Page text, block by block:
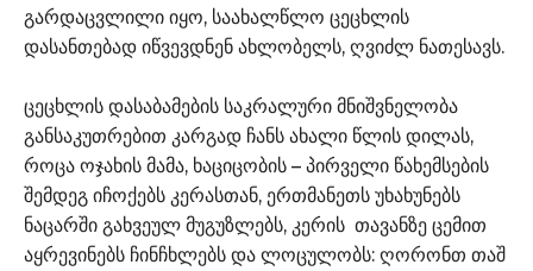
გარდაცვლილი იყო, საახალწლო ცეცხლის
დასანთებად იწვევდნენ ახლობელს, ღვიძლ ნათესავს.
ცეცხლის დასაბამების საკრალური მნიშვნელობა
განსაკუთრებით კარგად ჩანს ახალი წლის დილას,
როცა ოჯახის მამა, ხაციცობის – პირველი წახემსების
შემდეგ იჩოქებს კერასთან, ერთმანეთს უხახუნებს
ნაცარში გახვეულ მუგუზლებს, კერის თავანზე ცემით
აყრევინებს ჩინჩხლებს და ლოცულობს: ღორონთ თაშ